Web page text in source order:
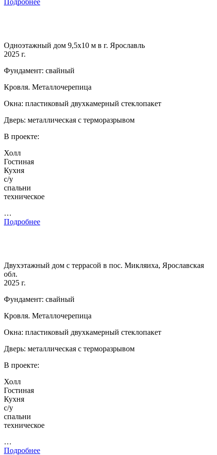
Подробнее
Одноэтажный дом 9,5х10 м в г. Ярославль
2025 г.
Фундамент: свайный
Кровля. Металлочерепица
Окна: пластиковый двухкамерный стеклопакет
Дверь: металлическая с терморазрывом
В проекте:
Холл
Гостиная
Кухня
с/у
спальни
техническое
…
Подробнее
Двухэтажный дом с террасой в пос. Микляиха, Ярославская
обл.
2025 г.
Фундамент: свайный
Кровля. Металлочерепица
Окна: пластиковый двухкамерный стеклопакет
Дверь: металлическая с терморазрывом
В проекте:
Холл
Гостиная
Кухня
с/у
спальни
техническое
…
Подробнее